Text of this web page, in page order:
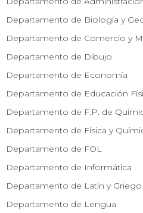
Departamento de Biología y
Departamento de Comercio y
Departamento de Dibujo
Departamento de Economía
Departamento de Educación
Departamento de F.P. de
Departamento de Física y
Departamento de FOL
Departamento de Informática
Departamento de Latín y Griego
Departamento de Lengua